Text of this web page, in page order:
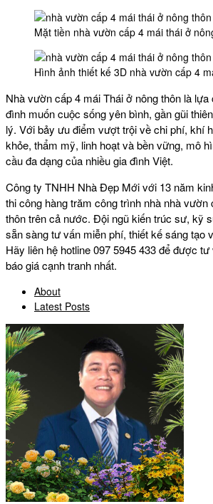
Mặt tiền nhà vườn cấp 4 mái thái ở
Hình ảnh thiết kế 3D nhà vườn cấp 4
Nhà vườn cấp 4 mái Thái ở nông thôn là
đình muốn cuộc sống yên bình, gần gũi
lý. Với bảy ưu điểm vượt trội về chi phí, khí
khỏe, thẩm mỹ, linh hoạt và bền vững, mô
cầu đa dạng của nhiều gia đình Việt.
Công ty TNHH Nhà Đẹp Mới với 13 năm
thi công hàng trăm công trình nhà nhà vườn
thôntrên cả nước. Đội ngũ kiến trúc sư, kỹ
sẵn sàng tư vấn miễn phí, thiết kế sáng tạo
Hãy liên hệ hotline 097 5945 433 để được
báo giá cạnh tranh nhất.
About
Latest Posts